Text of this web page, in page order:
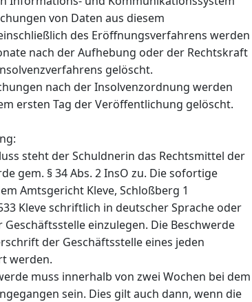
von Daten aus diesem
des Eröffnungsverfahrens werden
nach der Aufhebung oder der Rechtskraft
gelöscht.
nach der Insolvenzordnung werden
ersten Tag der Veröffentlichung gelöscht.
steht der Schuldnerin das Rechtsmittel der
gem. § 34 Abs. 2 InsO zu. Die sofortige
Amtsgericht Kleve, Schloßberg 1
Kleve schriftlich in deutscher Sprache oder
einzulegen. Die Beschwerde
der Geschäftsstelle eines jeden
werden.
muss innerhalb von zwei Wochen bei dem
sein. Dies gilt auch dann, wenn die